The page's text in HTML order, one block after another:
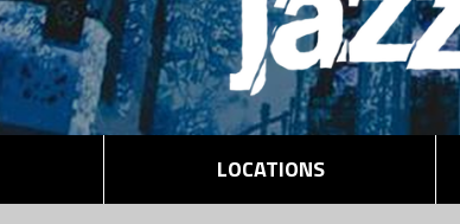
LOCATIONS